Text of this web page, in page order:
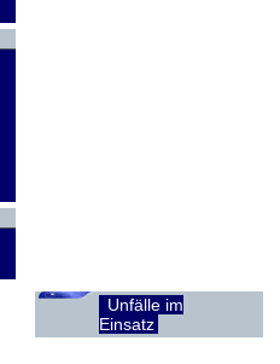
Unfälle im
Einsatz